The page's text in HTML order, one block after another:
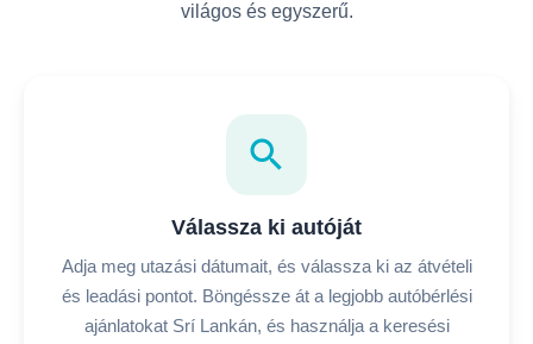
világos és egyszerű.
search
Válassza ki autóját
Adja meg utazási dátumait, és válassza ki az átvételi
és leadási pontot. Böngéssze át a legjobb autóbérlési
ajánlatokat Srí Lankán, és használja a keresési